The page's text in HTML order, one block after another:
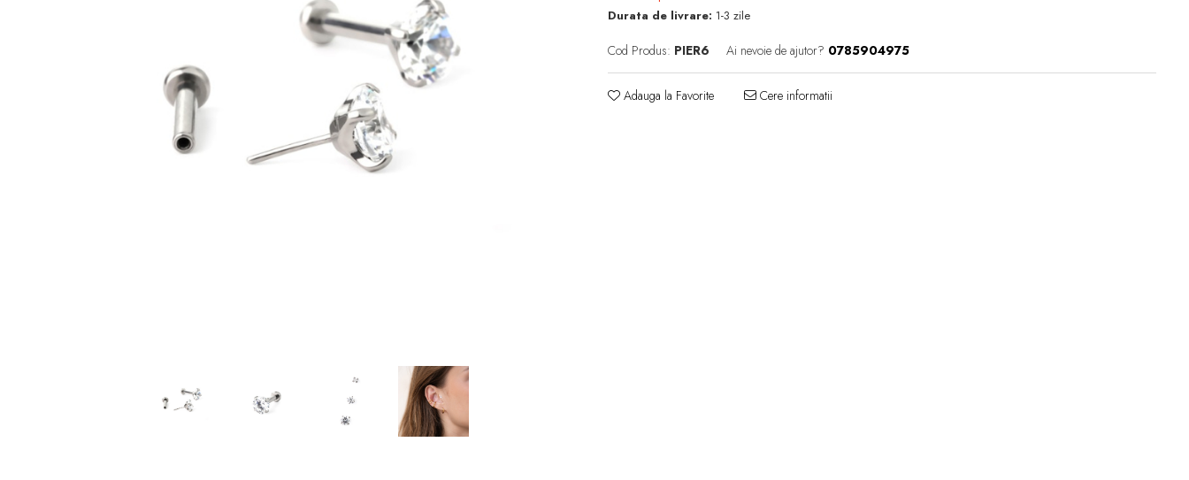
Durata de livrare: 1-3 zile
Cod Produs: PIER6 Ai nevoie de ajutor? 0785904975
Adauga la Favorite Cere informatii